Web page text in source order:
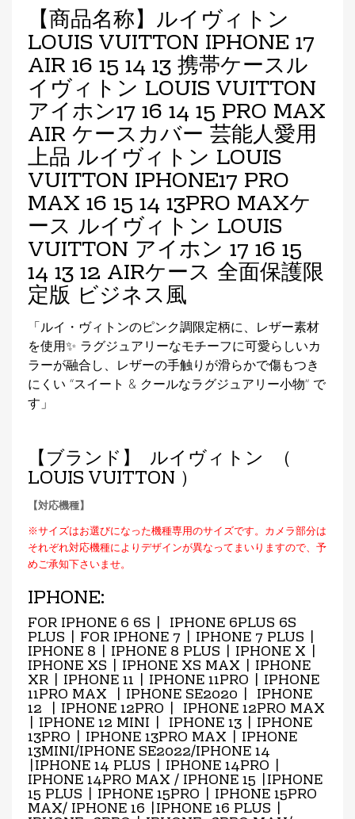
【商品名称】ルイヴィトン
LOUIS VUITTON IPHONE 17
AIR 16 15 14 13 携帯ケースル
イヴィトン LOUIS VUITTON
アイホン17 16 14 15 PRO MAX
AIR ケースカバー 芸能人愛用
上品 ルイヴィトン LOUIS
VUITTON IPHONE17 PRO
MAX 16 15 14 13PRO MAXケ
ース ルイヴィトン LOUIS
VUITTON アイホン 17 16 15
14 13 12 AIRケース 全面保護限
定版 ビジネス風
「ルイ・ヴィトンのピンク調限定柄に、レザー素材
を使用✨ ラグジュアリーなモチーフに可愛らしいカ
ラーが融合し、レザーの手触りが滑らかで傷もつき
にくい “スイート & クールなラグジュアリー小物” で
す」
【ブランド】 ルイヴィトン （
LOUIS VUITTON ）
【対応機種】
※サイズはお選びになった機種専用のサイズです。カメラ部分は
それぞれ対応機種によりデザインが異なってまいりますので、予
めご承知下さいませ。
IPHONE:
FOR IPHONE 6 6S | IPHONE 6PLUS 6S
PLUS | FOR IPHONE 7 | IPHONE 7 PLUS |
IPHONE 8 | IPHONE 8 PLUS | IPHONE X |
IPHONE XS | IPHONE XS MAX | IPHONE
XR | IPHONE 11 | IPHONE 11PRO | IPHONE
11PRO MAX | IPHONE SE2020 | IPHONE
12 | IPHONE 12PRO | IPHONE 12PRO MAX
| IPHONE 12 MINI | IPHONE 13 | IPHONE
13PRO | IPHONE 13PRO MAX | IPHONE
13MINI/IPHONE SE2022/IPHONE 14
|IPHONE 14 PLUS | IPHONE 14PRO |
IPHONE 14PRO MAX / IPHONE 15 |IPHONE
15 PLUS | IPHONE 15PRO | IPHONE 15PRO
MAX/ IPHONE 16 |IPHONE 16 PLUS |